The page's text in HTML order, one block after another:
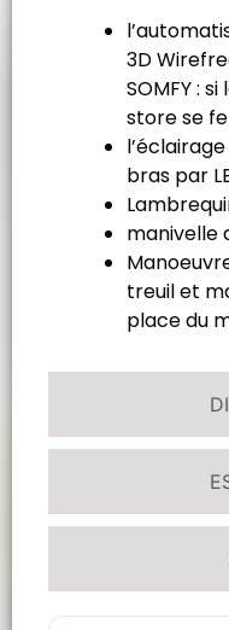
3D
SOMFY :
store se
bras par
manivelle
treuil et
place du